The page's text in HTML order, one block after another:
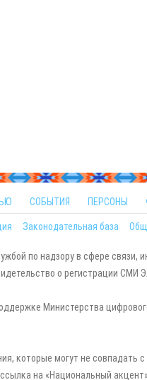
СОБЫТИЯ ПЕРСОНЫ
Законодательная база
по надзору в сфере связи,
о регистрации СМИ
Министерства
которые могут не совпадать
на «Национальный